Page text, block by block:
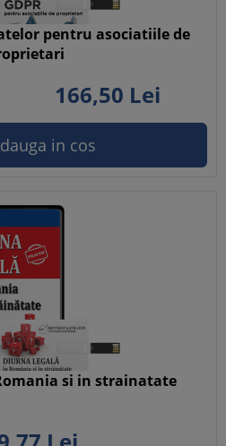
pentru asociatiile de
166,50 Lei
in cos
si in strainatate